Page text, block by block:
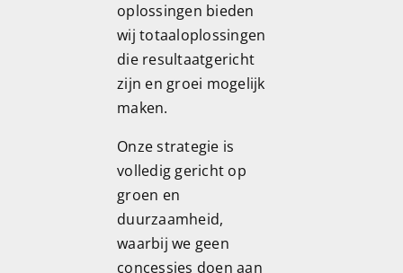
oplossingen bieden
wij totaaloplossingen
die resultaatgericht
zijn en groei mogelijk
maken.
Onze strategie is
volledig gericht op
groen en
duurzaamheid,
waarbij we geen
concessies doen aan